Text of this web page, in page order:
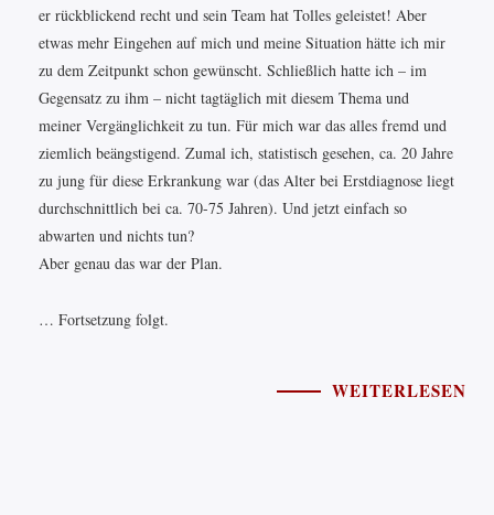
er rückblickend recht und sein Team hat Tolles geleistet! Aber
etwas mehr Eingehen auf mich und meine Situation hätte ich mir
zu dem Zeitpunkt schon gewünscht. Schließlich hatte ich – im
Gegensatz zu ihm – nicht tagtäglich mit diesem Thema und
meiner Vergänglichkeit zu tun. Für mich war das alles fremd und
ziemlich beängstigend. Zumal ich, statistisch gesehen, ca. 20 Jahre
zu jung für diese Erkrankung war (das Alter bei Erstdiagnose liegt
durchschnittlich bei ca. 70-75 Jahren). Und jetzt einfach so
abwarten und nichts tun?
Aber genau das war der Plan.
… Fortsetzung folgt.
WEITERLESEN